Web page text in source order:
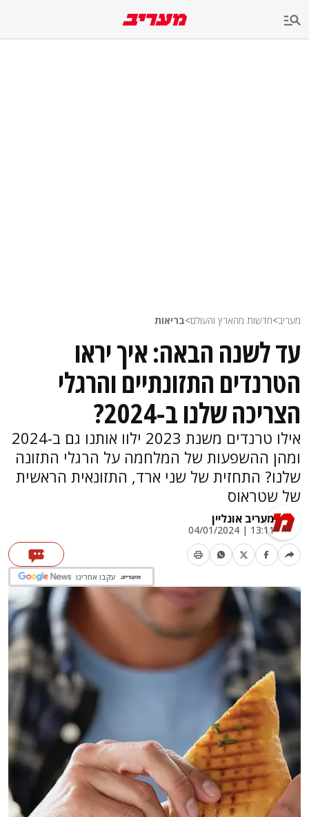
מעריב>חדשות מהארץ והעולם>בריאות
עד לשנה הבאה: איך יראו
הטרנדים התזונתיים והרגלי
הצריכה שלנו ב-2024?
אילו טרנדים משנת 2023 ילוו אותנו גם ב-2024
ומהן ההשפעות של המלחמה על הרגלי התזונה
שלנו? התחזית של שני ארד, התזונאית הראשית
של שטראוס
מעריב אונליין
13:11 | 04/01/2024
עקבו אחרינו